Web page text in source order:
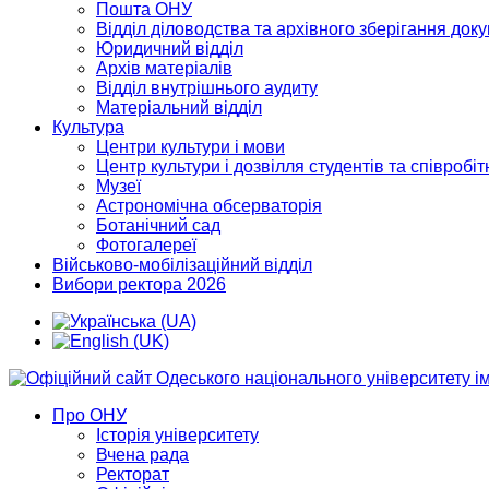
Пошта ОНУ
Відділ діловодства та архівного зберігання
Юридичний відділ
Архів матеріалів
Відділ внутрішнього аудиту
Матеріальний відділ
Культура
Центри культури і мови
Центр культури і дозвілля студентів та
Музеї
Астрономічна обсерваторія
Ботанічний сад
Фотогалереї
Військово-мобілізаційний відділ
Вибори ректора 2026
Про ОНУ
Історія університету
Вчена рада
Ректорат